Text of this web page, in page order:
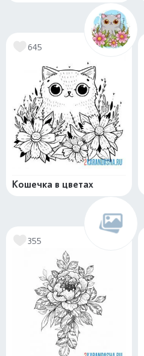
645
Кошечка в цветах
355